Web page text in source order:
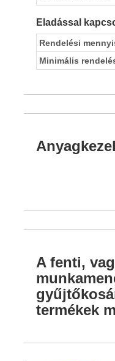
Eladással
Rendelési
Minimális
A fenti,
termékek